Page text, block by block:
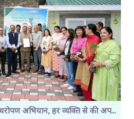
अभियान, हर व्यक्ति से की अप...